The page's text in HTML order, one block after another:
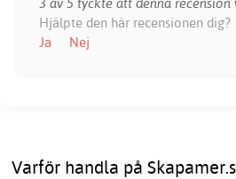
Hjälpte den här recensionen dig?
Ja
Nej
Varför handla på